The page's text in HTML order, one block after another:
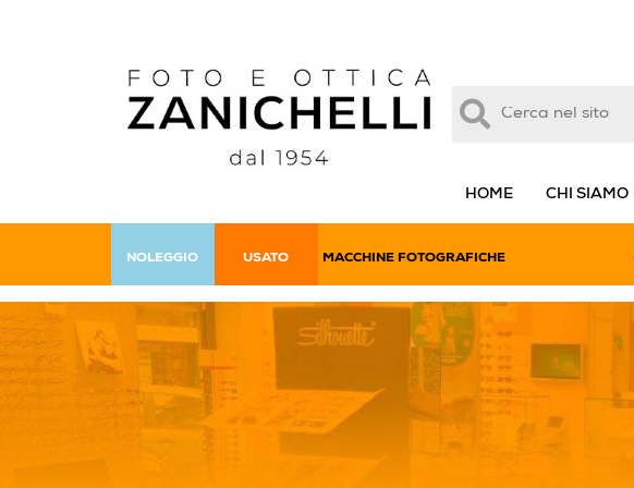
HOME CHI SIAMO
NOLEGGIO USATO MACCHINE FOTOGRAFICHE